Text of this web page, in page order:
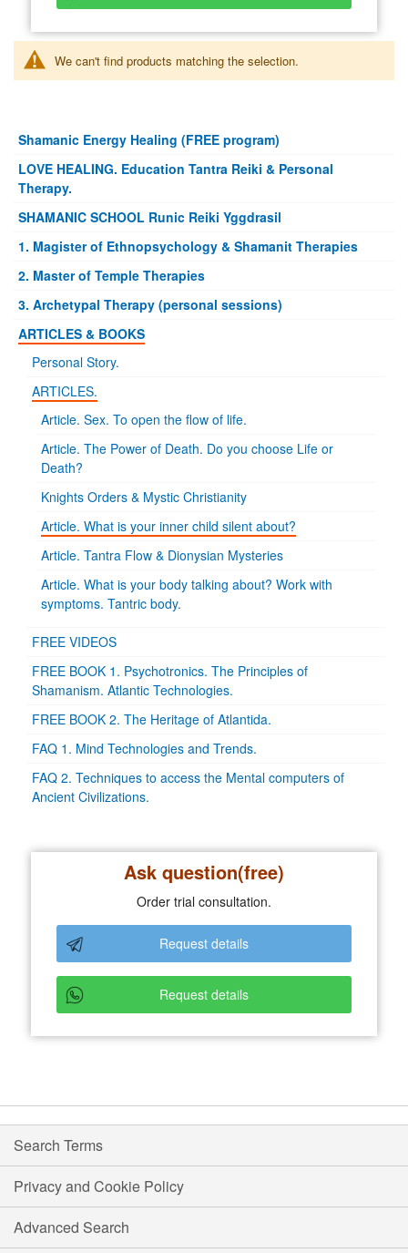
We can't find products matching the selection.
Shamanic Energy Healing (FREE program)
LOVE HEALING. Education Tantra Reiki & Personal
Therapy.
SHAMANIC SCHOOL Runic Reiki Yggdrasil
1. Magister of Ethnopsychology & Shamanit Therapies
2. Master of Temple Therapies
3. Archetypal Therapy (personal sessions)
ARTICLES & BOOKS
Personal Story.
ARTICLES.
Article. Sex. To open the flow of life.
Article. The Power of Death. Do you choose Life or
Death?
Knights Orders & Mystic Christianity
Article. What is your inner child silent about?
Article. Tantra Flow & Dionysian Mysteries
Article. What is your body talking about? Work with
symptoms. Tantric body.
FREE VIDEOS
FREE BOOK 1. Psychotronics. The Principles of
Shamanism. Atlantic Technologies.
FREE BOOK 2. The Heritage of Atlantida.
FAQ 1. Mind Technologies and Trends.
FAQ 2. Techniques to access the Mental computers of
Ancient Civilizations.
Ask question(free)
Order trial consultation.
Request details
Request details
Search Terms
Privacy and Cookie Policy
Advanced Search